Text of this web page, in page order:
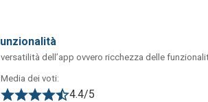
funzionalità
versatilità dell’app ovvero ricchezza delle
Media dei voti:
4.4/5